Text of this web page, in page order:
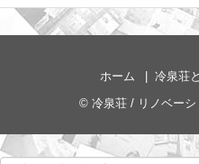
ホーム 冷泉荘
© 冷泉荘 / リノベー